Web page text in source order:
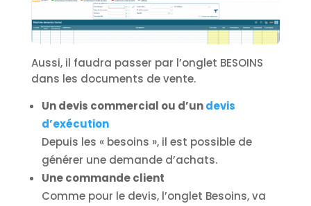
Aussi, il faudra passer par l’onglet BESOINS
dans les documents de vente.
Un devis commercial ou d’undevis
d’exécution
Depuis les « besoins », il est possible de
générer une demande d’achats.
Une commande client
Comme pour le devis, l’onglet Besoins, va